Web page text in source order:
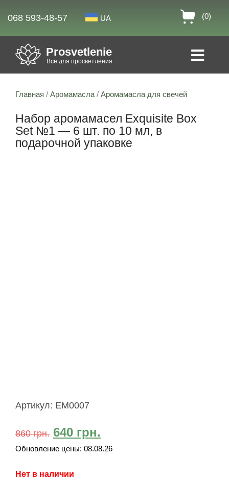
068 593-48-57 UA (0)
Prosvetlenie
Всё для просветления
Главная / Аромамасла / Аромамасла для свечей
Набор аромамасел Exquisite Box
Set №1 — 6 шт. по 10 мл, в
подарочной упаковке
Артикул: EM0007
860грн. 640 грн.
Обновление цены: 08.08.26
Нет в наличии